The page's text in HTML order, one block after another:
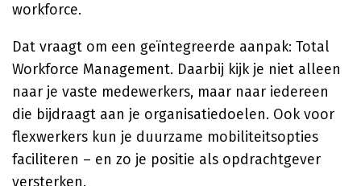
workforce.
Dat vraagt om een geïntegreerde aanpak: Total
Workforce Management. Daarbij kijk je niet alleen
naar je vaste medewerkers, maar naar iedereen
die bijdraagt aan je organisatiedoelen. Ook voor
flexwerkers kun je duurzame mobiliteitsopties
faciliteren – en zo je positie als opdrachtgever
versterken.